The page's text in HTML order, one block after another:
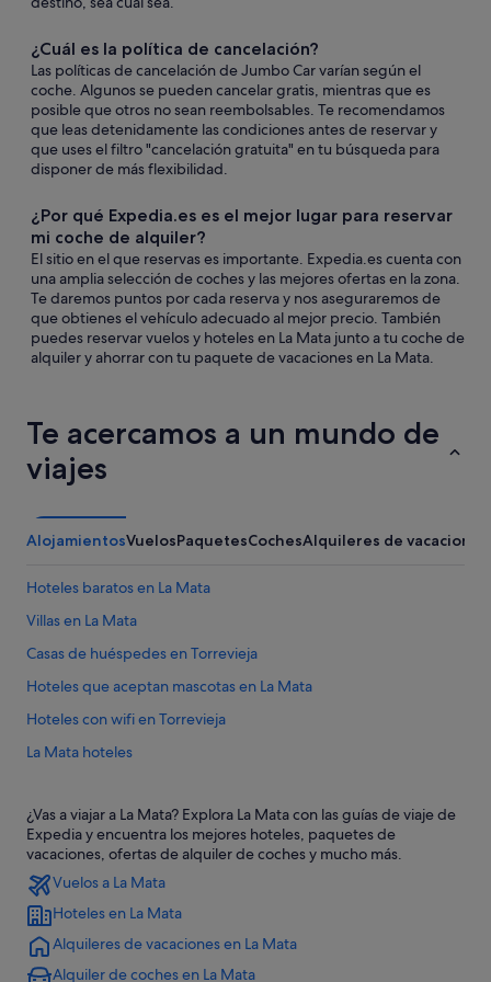
¿Cuál es la política de cancelación?
Las políticas de cancelación de Jumbo Car varían según el
coche. Algunos se pueden cancelar gratis, mientras que es
posible que otros no sean reembolsables. Te recomendamos
que leas detenidamente las condiciones antes de reservar y
que uses el filtro "cancelación gratuita" en tu búsqueda para
disponer de más flexibilidad.
¿Por qué Expedia.es es el mejor lugar para reservar
mi coche de alquiler?
El sitio en el que reservas es importante. Expedia.es cuenta con
una amplia selección de coches y las mejores ofertas en la zona.
Te daremos puntos por cada reserva y nos aseguraremos de
que obtienes el vehículo adecuado al mejor precio. También
puedes reservar vuelos y hoteles en La Mata junto a tu coche de
alquiler y ahorrar con tu paquete de vacaciones en La Mata.
Te acercamos a un mundo de
viajes
AlojamientosVuelosPaquetesCochesAlquileres de vacaciones
Hoteles baratos en La Mata
Villas en La Mata
Casas de huéspedes en Torrevieja
Hoteles que aceptan mascotas en La Mata
Hoteles con wifi en Torrevieja
La Mata hoteles
Hoteles de lujo en Torrevieja
Apartoteles en Guardamar del Segura
Hoteles cerca de Habaneras Centro Comercial
Hoteles boutique en Torrevieja
Hoteles cerca de Parque acuático Aquopolis Torrevieja
¿Vas a viajar a La Mata? Explora La Mata con las guías de viaje de
Expedia y encuentra los mejores hoteles, paquetes de
vacaciones, ofertas de alquiler de coches y mucho más.
Vuelos a La Mata
Hoteles en La Mata
Alquileres de vacaciones en La Mata
Alquiler de coches en La Mata